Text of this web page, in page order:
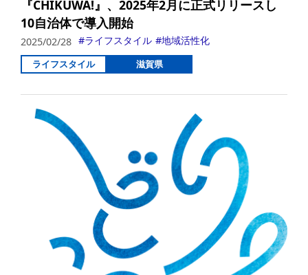
『CHIKUWA!』、2025年2月に正式リリースし
10自治体で導入開始
2025/02/28 ライフスタイル 地域活性化
ライフスタイル 滋賀県